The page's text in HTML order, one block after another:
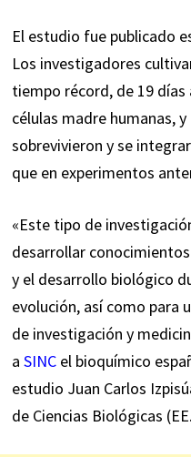
El estudio fue publicado
Los investigadores
tiempo récord, de 19
células madre humanas,
sobrevivieron y se
que en experimentos
«Este tipo de
desarrollar
y el desarrollo biológico
evolución, así como para
de investigación y
a SINC el bioquímico
estudio Juan Carlos
de Ciencias Biológicas